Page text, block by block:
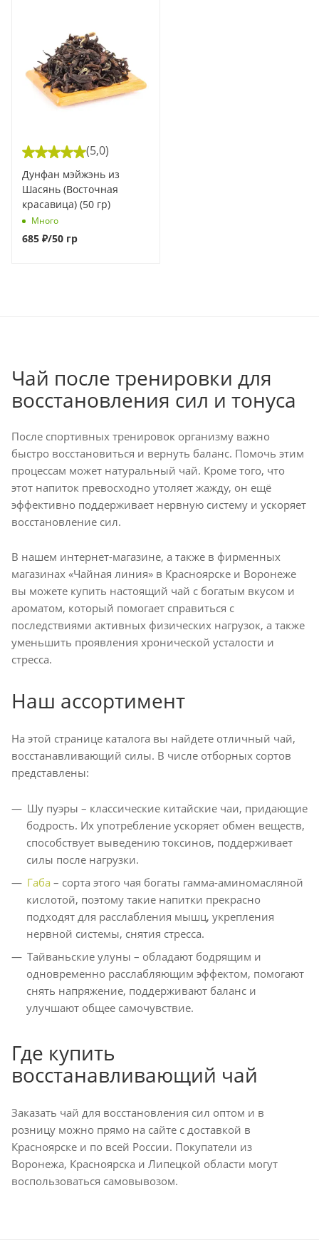
(5,0)
Дунфан мэйжэнь из
Шасянь (Восточная
красавица) (50 гр)
Много
685 ₽/50 гр
Чай после тренировки для
восстановления сил и тонуса
После спортивных тренировок организму важно
быстро восстановиться и вернуть баланс. Помочь этим
процессам может натуральный чай. Кроме того, что
этот напиток превосходно утоляет жажду, он ещё
эффективно поддерживает нервную систему и ускоряет
восстановление сил.
В нашем интернет-магазине, а также в фирменных
магазинах «Чайная линия» в Красноярске и Воронеже
вы можете купить настоящий чай с богатым вкусом и
ароматом, который помогает справиться с
последствиями активных физических нагрузок, а также
уменьшить проявления хронической усталости и
стресса.
Наш ассортимент
На этой странице каталога вы найдете отличный чай,
восстанавливающий силы. В числе отборных сортов
представлены:
Шу пуэры – классические китайские чаи, придающие
бодрость. Их употребление ускоряет обмен веществ,
способствует выведению токсинов, поддерживает
силы после нагрузки.
Габа – сорта этого чая богаты гамма-аминомасляной
кислотой, поэтому такие напитки прекрасно
подходят для расслабления мышц, укрепления
нервной системы, снятия стресса.
Тайваньские улуны – обладают бодрящим и
одновременно расслабляющим эффектом, помогают
снять напряжение, поддерживают баланс и
улучшают общее самочувствие.
Где купить
восстанавливающий чай
Заказать чай для восстановления сил оптом и в
розницу можно прямо на сайте с доставкой в
Красноярске и по всей России. Покупатели из
Воронежа, Красноярска и Липецкой области могут
воспользоваться самовывозом.